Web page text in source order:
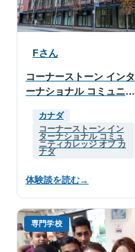
Fさん
コーナーストーン インタ
ーナショナル コミュニテ
カナダ
コーナーストーン イン
ターナショナル コミュ
ニティカレッジ オブ カ
ナダ
体験談を読む→
専門学校